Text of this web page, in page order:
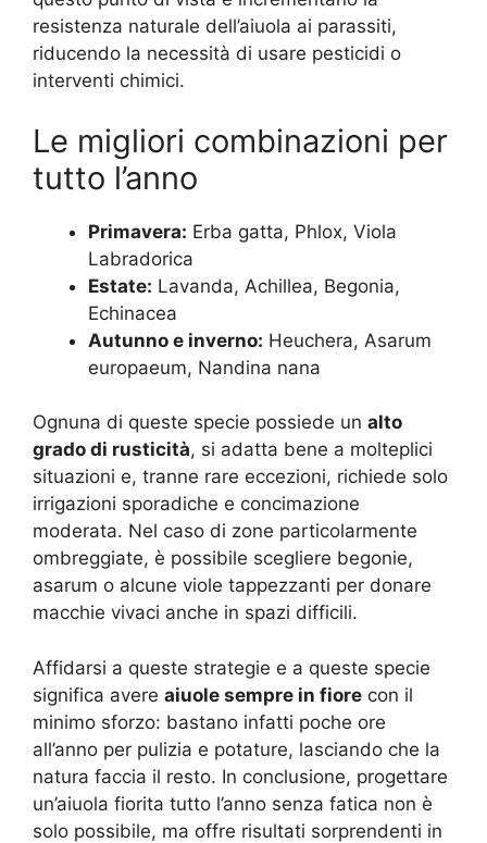
resistenza naturale dell’aiuola ai parassiti,
riducendo la necessità di usare pesticidi o
interventi chimici.
Le migliori combinazioni per
tutto l’anno
Primavera: Erba gatta, Phlox, Viola
Labradorica
Estate: Lavanda, Achillea, Begonia,
Echinacea
Autunno e inverno: Heuchera, Asarum
europaeum, Nandina nana
Ognuna di queste specie possiede un alto
grado di rusticità, si adatta bene a molteplici
situazioni e, tranne rare eccezioni, richiede solo
irrigazioni sporadiche e concimazione
moderata. Nel caso di zone particolarmente
ombreggiate, è possibile scegliere begonie,
asarum o alcune viole tappezzanti per donare
macchie vivaci anche in spazi difficili.
Affidarsi a queste strategie e a queste specie
significa avere aiuole sempre in fiore con il
minimo sforzo: bastano infatti poche ore
all’anno per pulizia e potature, lasciando che la
natura faccia il resto. In conclusione, progettare
un’aiuola fiorita tutto l’anno senza fatica non è
solo possibile, ma offre risultati sorprendenti in